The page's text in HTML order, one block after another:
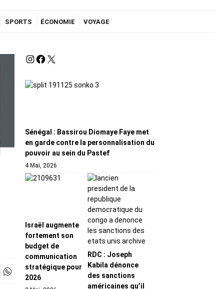
SPORTS ÉCONOMIE VOYAGE
Sénégal : Bassirou Diomaye Faye met
en garde contre la personnalisation du
pouvoir au sein du Pastef
4 Mai, 2026
Israël augmente
fortement son
budget de
communication
stratégique pour
2026
RDC : Joseph
Kabila dénonce
des sanctions
américaines qu’il